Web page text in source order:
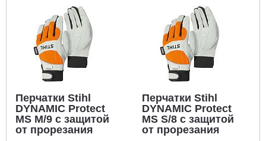
Перчатки Stihl
DYNAMIC Protect
MS M/9 с защитой
от прорезания
Перчатки Stihl
DYNAMIC Protect
MS S/8 с защитой
от прорезания